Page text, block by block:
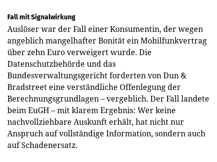
Fall mit Signalwirkung
Auslöser war der Fall einer Konsumentin, der wegen
angeblich mangelhafter Bonität ein Mobilfunkvertrag
über zehn Euro verweigert wurde. Die
Datenschutzbehörde und das
Bundesverwaltungsgericht forderten von Dun &
Bradstreet eine verständliche Offenlegung der
Berechnungsgrundlagen – vergeblich. Der Fall landete
beim EuGH – mit klarem Ergebnis: Wer keine
nachvollziehbare Auskunft erhält, hat nicht nur
Anspruch auf vollständige Information, sondern auch
auf Schadenersatz.